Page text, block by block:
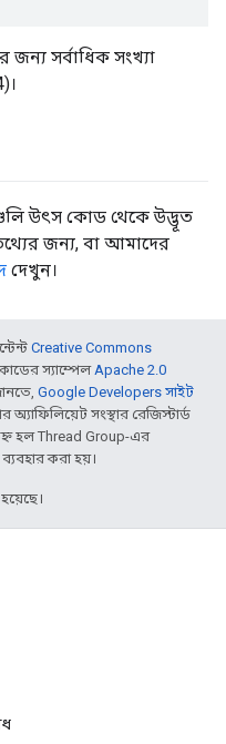
জন্য সর্বাধিক সংখ্যা
উৎস কোড থেকে উদ্ভূত
জন্য, বা আমাদের
দেখুন।
Creative Commons
স্যাম্পেলApache 2.0
Google Developers সাইট
সংস্থার রেজিস্টার্ড
হল Thread Group-এর
করা হয়।